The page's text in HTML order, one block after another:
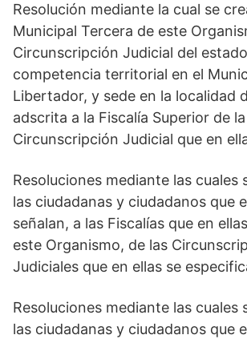
Resolución mediante la cual se
Municipal Tercera de este
Circunscripción Judicial del
competencia territorial en el
Libertador, y sede en la localidad
adscrita a la Fiscalía Superior de la
Circunscripción Judicial que en
Resoluciones mediante las cuales
las ciudadanas y ciudadanos que
señalan, a las Fiscalías que en
este Organismo, de las
Judiciales que en ellas se
Resoluciones mediante las cuales
las ciudadanas y ciudadanos que